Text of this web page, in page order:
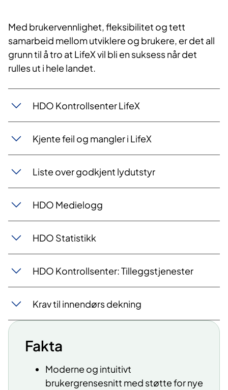
Med brukervennlighet, fleksibilitet og tett
samarbeid mellom utviklere og brukere, er det all
grunn til å tro at LifeX vil bli en suksess når det
rulles ut i hele landet.
HDO Kontrollsenter LifeX
Kjente feil og mangler i LifeX
Liste over godkjent lydutstyr
HDO Medielogg
HDO Statistikk
HDO Kontrollsenter: Tilleggstjenester
Krav til innendørs dekning
Fakta
Moderne og intuitivt
brukergrensesnitt med støtte for nye